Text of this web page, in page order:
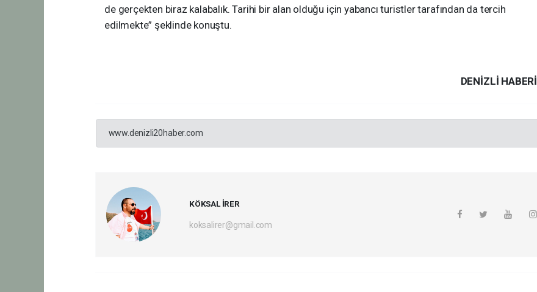
de gerçekten biraz kalabalık. Tarihi bir alan olduğu için yabancı turistler tarafından da tercih
edilmekte” şeklinde konuştu.
DENIZLI HABERİ
www.denizli20haber.com
KÖKSAL İRER
koksalirer@gmail.com